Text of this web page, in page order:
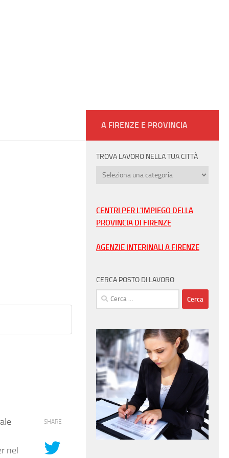
nel
SHARE
A FIRENZE E PROVINCIA
TROVA LAVORO NELLA TUA CITTÀ
Trova
tua
città
CENTRI PER L'IMPIEGO DELLA
PROVINCIA DI FIRENZE
AGENZIE INTERINALI A FIRENZE
CERCA POSTO DI LAVORO
Ricerca
per: